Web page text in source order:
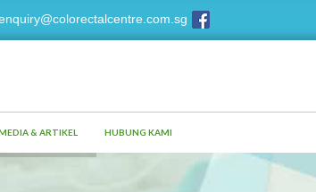
& ARTIKEL HUBUNG KAMI